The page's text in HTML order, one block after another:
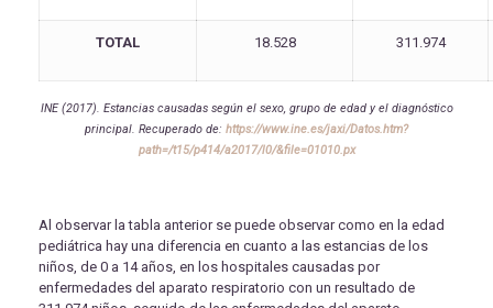
TOTAL 18.528 311.974
INE (2017). Estancias causadas según el sexo, grupo de edad y el diagnóstico
principal. Recuperado de: https://www.ine.es/jaxi/Datos.htm?
path=/t15/p414/a2017/l0/&file=01010.px
Al observar la tabla anterior se puede observar como en la edad
pediátrica hay una diferencia en cuanto a las estancias de los
niños, de 0 a 14 años, en los hospitales causadas por
enfermedades del aparato respiratorio con un resultado de